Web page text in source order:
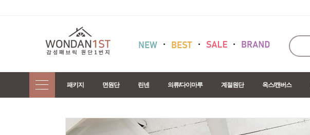
패키지 면원단 린넨 의류/다이마루 계절원단 옥스/캔버스